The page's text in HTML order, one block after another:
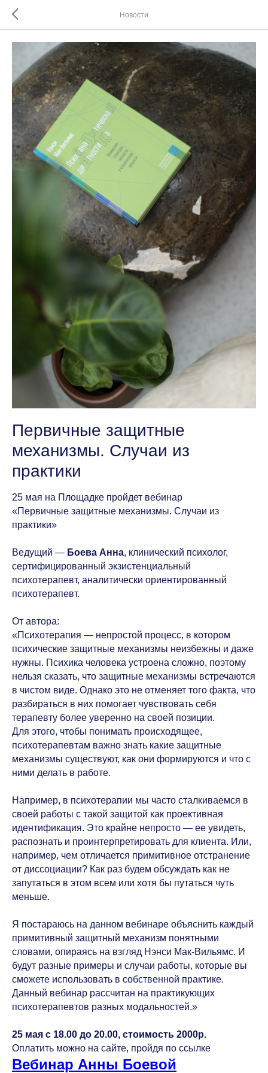
Новости
Первичные защитные
механизмы. Случаи из
практики
25 мая на Площадке пройдет вебинар
«Первичные защитные механизмы. Случаи из
практики»
Ведущий — Боева Анна, клинический психолог,
сертифицированный экзистенциальный
психотерапевт, аналитически ориентированный
психотерапевт.
От автора:
«Психотерапия — непростой процесс, в котором
психические защитные механизмы неизбежны и даже
нужны. Психика человека устроена сложно, поэтому
нельзя сказать, что защитные механизмы встречаются
в чистом виде. Однако это не отменяет того факта, что
разбираться в них помогает чувствовать себя
терапевту более уверенно на своей позиции.
Для этого, чтобы понимать происходящее,
психотерапевтам важно знать какие защитные
механизмы существуют, как они формируются и что с
ними делать в работе.
Например, в психотерапии мы часто сталкиваемся в
своей работы с такой защитой как проективная
идентификация. Это крайне непросто — ее увидеть,
распознать и проинтерпретировать для клиента. Или,
например, чем отличается примитивное отстранение
от диссоциации? Как раз будем обсуждать как не
запутаться в этом всем или хотя бы путаться чуть
меньше.
Я постараюсь на данном вебинаре объяснить каждый
примитивный защитный механизм понятными
словами, опираясь на взгляд Нэнси Мак-Вильямс. И
будут разные примеры и случаи работы, которые вы
сможете использовать в собственной практике.
Данный вебинар рассчитан на практикующих
психотерапевтов разных модальностей.»
25 мая с 18.00 до 20.00, стоимость 2000р.
Оплатить можно на сайте, пройдя по ссылке
Вебинар Анны Боевой